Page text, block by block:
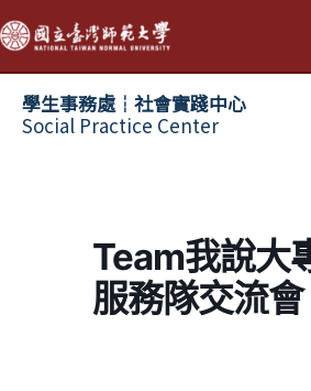
跳
至
主
學生事務處┆社會實踐中心
Social Practice Center
Team我說大
服務隊交流會